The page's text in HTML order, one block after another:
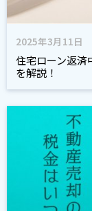
2025年3月11日
住宅ローン返済
を解説！